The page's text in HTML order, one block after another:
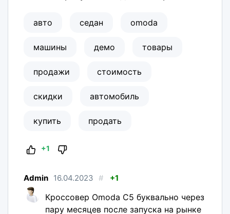
авто седан omoda
машины демо товары
продажи стоимость
скидки автомобиль
купить продать
+1
Admin 16.04.2023 # +1
Кроссовер Omoda C5 буквально через
пару месяцев после запуска на рынке